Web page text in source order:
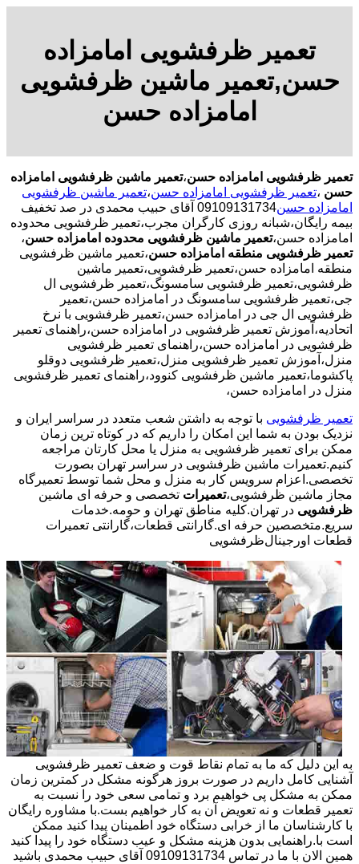
تعمیر ظرفشویی امامزاده
حسن,تعمیر ماشین ظرفشویی
امامزاده حسن
تعمیر ظرفشویی امامزاده حسن،تعمیر ماشین ظرفشویی امامزاده
حسن ،تعمیر ظرفشویی امامزاده حسن،تعمیر ماشین ظرفشویی
امامزاده حسن
09109131734 آقای حبیب محمدی در صد تخفیف
بیمه رایگان،شبانه روزی کارگران مجرب،تعمیر ظرفشویی محدوده
امامزاده حسن،تعمیر ماشین ظرفشویی محدوده امامزاده حسن،
تعمیر ظرفشویی منطقه امامزاده حسن،تعمیر ماشین ظرفشویی
منطقه امامزاده حسن،تعمیر ظرفشویی،تعمیر ماشین
ظرفشویی،تعمیر ظرفشویی سامسونگ،تعمیر ظرفشویی ال
جی،تعمیر ظرفشویی سامسونگ در امامزاده حسن،تعمیر
ظرفشویی ال جی در امامزاده حسن،تعمیر ظرفشویی با نرخ
اتحادیه،آموزش تعمیر ظرفشویی در امامزاده حسن،راهنمای تعمیر
ظرفشویی در امامزاده حسن،راهنمای تعمیر ظرفشویی
منزل،آموزش تعمیر ظرفشویی منزل،تعمیر ظرفشویی دوقلو
پاکشوما،تعمیر ماشین ظرفشویی کنوود،راهنمای تعمیر ظرفشویی
منزل در امامزاده حسن،
تعمیر ظرفشویی با توجه به داشتن شعب متعدد در سراسر ایران و
نزدیک بودن به شما این امکان را داریم که در کوتاه ترین زمان
ممکن برای تعمیر ظرفشویی به منزل یا محل کارتان مراجعه
کنیم.تعمیرات ماشین ظرفشویی در سراسر تهران بصورت
تخصصی.اعزام سرویس کار به منزل و محل شما توسط تعمیرگاه
مجاز ماشین ظرفشویی،تعمیرات تخصصی و حرفه ای ماشین
ظرفشویی در تهران.کلیه مناطق تهران و حومه.خدمات
سریع.متخصصین حرفه ای.گارانتی قطعات،گارانتی تعمیرات
قطعات اورجینالظرفشویی
به این دلیل که ما به تمام نقاط قوت و ضعف تعمیر ظرفشویی
آشنایی کامل داریم در صورت بروز هرگونه مشکل در کمترین زمان
ممکن به مشکل پی خواهیم برد و تمامی سعی خود را نسبت به
تعمیر قطعات و نه تعویض آن به کار خواهیم بست.با مشاوره رایگان
با کارشناسان ما از خرابی دستگاه خود اطمینان پیدا کنید ممکن
است با.راهنمایی بدون هزینه مشکل و عیب دستگاه خود را پیدا کنید
همین الان با ما در تماس 09109131734 آقای حبیب محمدی باشید